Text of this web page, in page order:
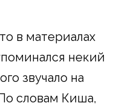
в материалах
некий
звучало на
словам Киша,